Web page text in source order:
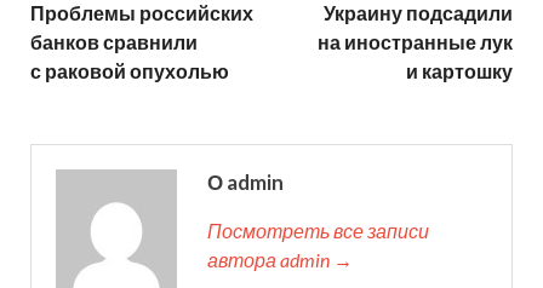
Проблемы российских
банков сравнили
с раковой опухолью
Украину подсадили
на иностранные лук
и картошку
О admin
Посмотреть все записи
автора admin →